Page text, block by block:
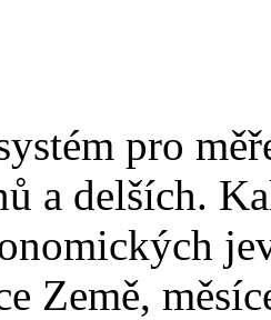
pro
a delších.
Země,